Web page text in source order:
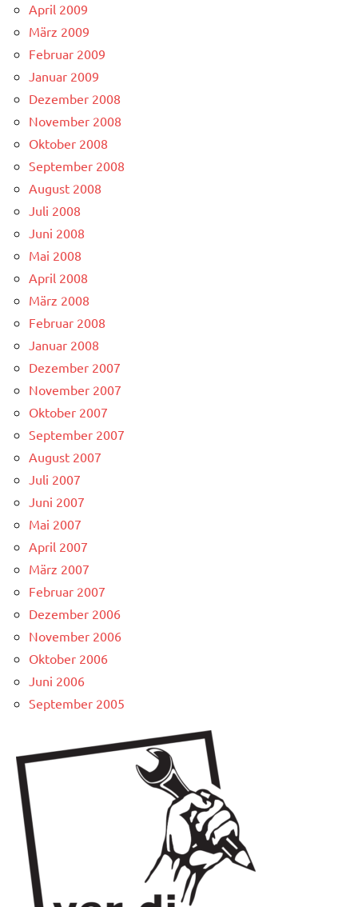
April 2009
März 2009
Februar 2009
Januar 2009
Dezember 2008
November 2008
Oktober 2008
September 2008
August 2008
Juli 2008
Juni 2008
Mai 2008
April 2008
März 2008
Februar 2008
Januar 2008
Dezember 2007
November 2007
Oktober 2007
September 2007
August 2007
Juli 2007
Juni 2007
Mai 2007
April 2007
März 2007
Februar 2007
Dezember 2006
November 2006
Oktober 2006
Juni 2006
September 2005